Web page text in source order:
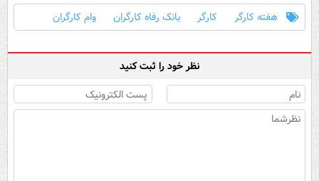
هفته کارگر کارگر بانک رفاه کارگران وام کارگران
نظر خود را ثبت کنید